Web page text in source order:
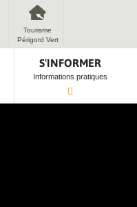
Tourisme
Périgord Vert
S'INFORMER
Informations pratiques